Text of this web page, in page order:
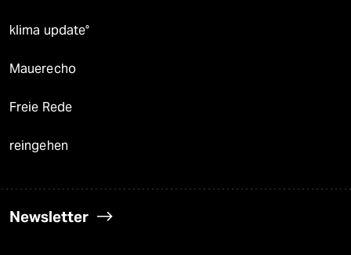
klima update°
Mauerecho
Freie Rede
reingehen
Newsletter